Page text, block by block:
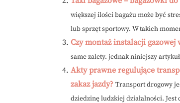
większej ilości bagażu może być
lub sprzęt sportowy. W takich
Czy montaż instalacji gazowej
same zalety. jednak niniejszy
Akty prawne regulujące
zakaz jazdy? Transport drogowy
dziedzinę ludzkiej działalności.